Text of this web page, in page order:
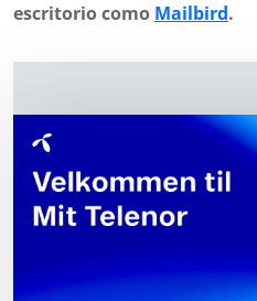
escritorio como Mailbird.